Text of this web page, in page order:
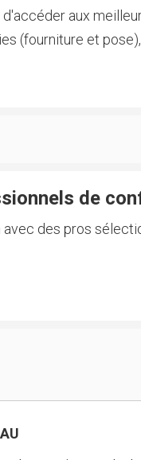
aux
(fourniture et pose),
de
des pros